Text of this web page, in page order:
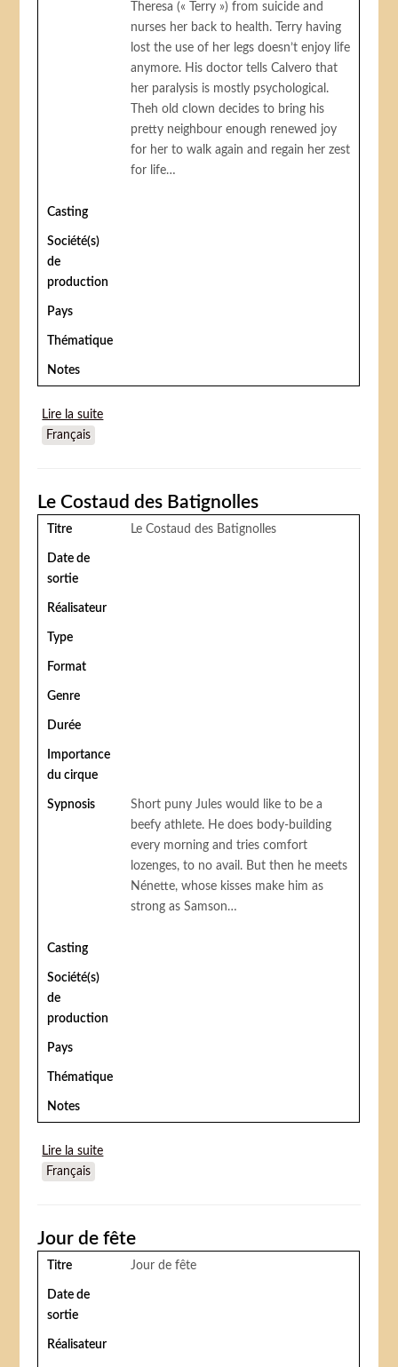
Theresa (« Terry ») from suicide and
nurses her back to health. Terry having
lost the use of her legs doesn’t enjoy life
anymore. His doctor tells Calvero that
her paralysis is mostly psychological.
Theh old clown decides to bring his
pretty neighbour enough renewed joy
for her to walk again and regain her zest
for life…
Casting
Société(s)
de
production
Pays
Thématique
Notes
Lire la suite
Français
Le Costaud des Batignolles
Titre Le Costaud des Batignolles
Date de
sortie
Réalisateur
Type
Format
Genre
Durée
Importance
du cirque
Sypnosis
Short puny Jules would like to be a
beefy athlete. He does body-building
every morning and tries comfort
lozenges, to no avail. But then he meets
Nénette, whose kisses make him as
strong as Samson…
Casting
Société(s)
de
production
Pays
Thématique
Notes
Lire la suite
Français
Jour de fête
Titre Jour de fête
Date de
sortie
Réalisateur